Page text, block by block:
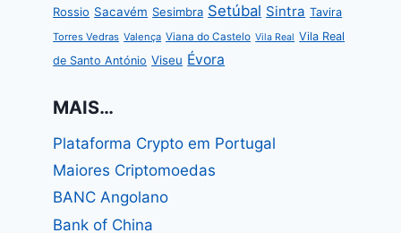
Rossio Sacavém Sesimbra Setúbal Sintra Tavira
Torres Vedras Valença Viana do Castelo Vila Real Vila Real
de Santo António Viseu Évora
MAIS…
Plataforma Crypto em Portugal
Maiores Criptomoedas
BANC Angolano
Bank of China